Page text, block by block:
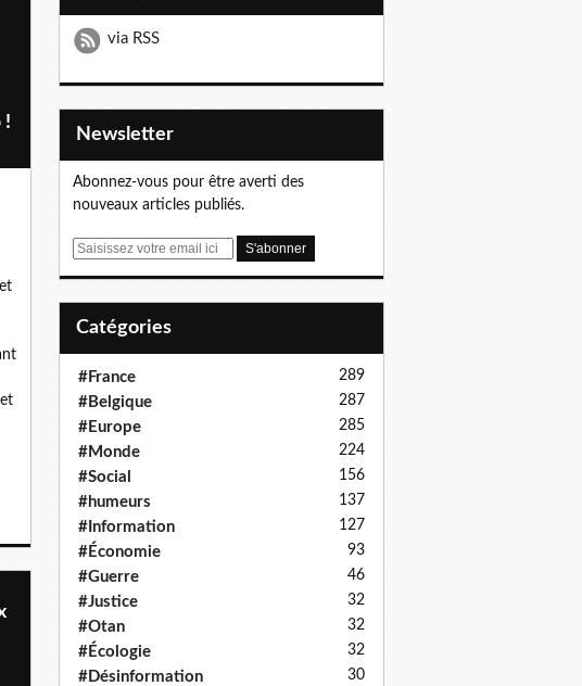
!
via RSS
Newsletter
Abonnez-vous pour être averti des
nouveaux articles publiés.
E
Catégories
#France 289
#Belgique 287
#Europe 285
#Monde 224
#Social 156
#humeurs 137
#Information 127
#Économie 93
#Guerre 46
#Justice 32
#Otan 32
#Écologie 32
#Désinformation 30